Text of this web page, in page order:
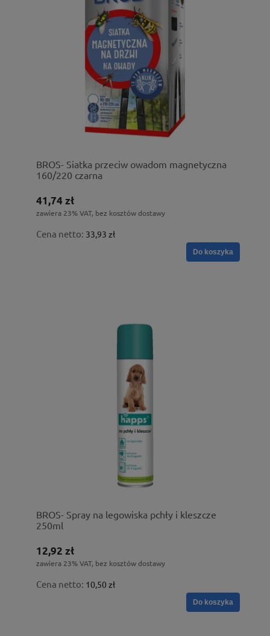
BROS- Siatka przeciw owadom magnetyczna
160/220 czarna
41,74 zł
zawiera 23% VAT, bez kosztów dostawy
Cena netto: 33,93 zł
Do koszyka
BROS- Spray na legowiska pchły i kleszcze
250ml
12,92 zł
zawiera 23% VAT, bez kosztów dostawy
Cena netto: 10,50 zł
Do koszyka